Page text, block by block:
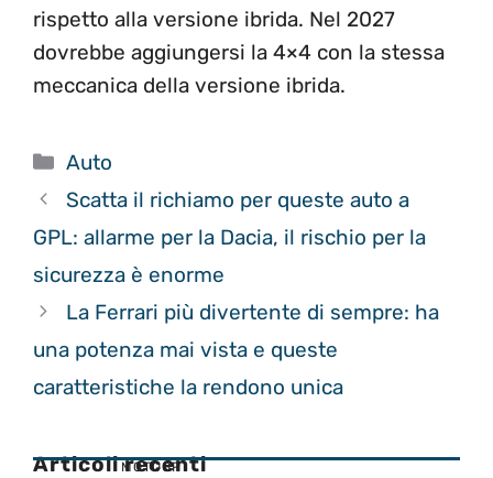
rispetto alla versione ibrida. Nel 2027
dovrebbe aggiungersi la 4×4 con la stessa
meccanica della versione ibrida.
Categorie
Auto
Scatta il richiamo per queste auto a
GPL: allarme per la Dacia, il rischio per la
sicurezza è enorme
La Ferrari più divertente di sempre: ha
una potenza mai vista e queste
caratteristiche la rendono unica
Articoli recenti
MOTOGP